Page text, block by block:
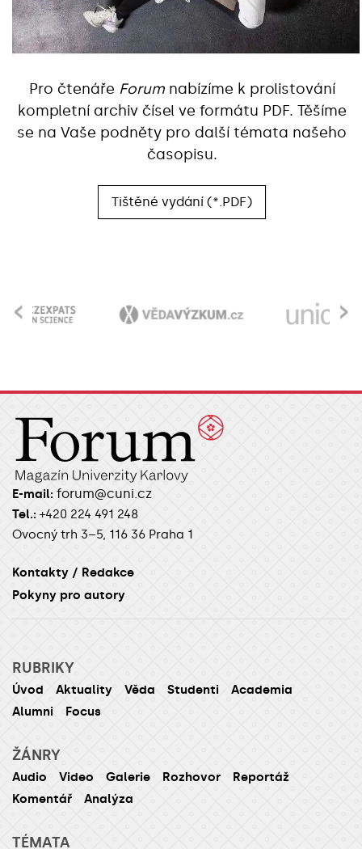
Pro čtenáře Forumnabízíme k prolistování
kompletní archiv čísel ve formátu PDF. Těšíme
se na Vaše podněty pro další témata našeho
časopisu.
Tištěné vydání (*.PDF)
›
‹
E-mail: forum@cuni.cz
Tel.: +420 224 491 248
Ovocný trh 3–5, 116 36 Praha 1
Kontakty / Redakce
Pokyny pro autory
RUBRIKY
Úvod Aktuality Věda Studenti
Academia
Alumni
Focus
ŽÁNRY
Audio Video Galerie Rozhovor
Reportáž
Komentář
Analýza
TÉMATA